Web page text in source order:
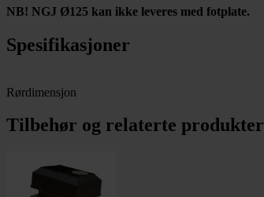
NB! NGJ Ø125 kan ikke leveres med fotplate.
Spesifikasjoner
Rørdimensjon
Tilbehør og relaterte produkter